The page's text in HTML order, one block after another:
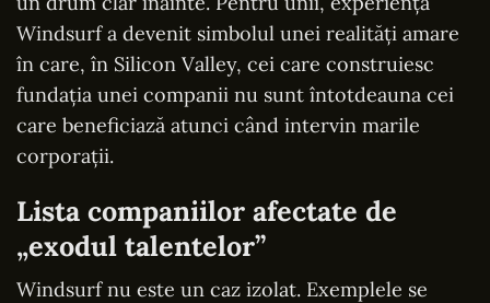
Windsurf a devenit simbolul unei realități amare
în care, în Silicon Valley, cei care construiesc
fundația unei companii nu sunt întotdeauna cei
care beneficiază atunci când intervin marile
corporații.
Lista companiilor afectate de
„exodul talentelor”
Windsurf nu este un caz izolat. Exemplele se